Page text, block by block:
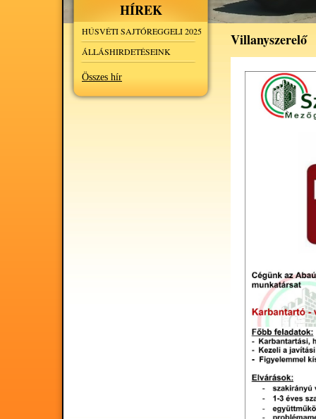
HÍREK
HÚSVÉTI SAJTÓREGGELI 2025
ÁLLÁSHIRDETÉSEINK
Összes hír
Villanyszerelő